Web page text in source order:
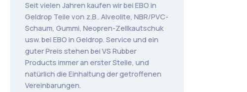
Seit vielen Jahren kaufen wir bei EBO in
Geldrop Teile von z.B.. Alveolite, NBR/PVC-
Schaum, Gummi, Neopren-Zellkautschuk
usw. bei EBO in Geldrop. Service und ein
guter Preis stehen bei VS Rubber
Products immer an erster Stelle, und
natürlich die Einhaltung der getroffenen
Vereinbarungen.